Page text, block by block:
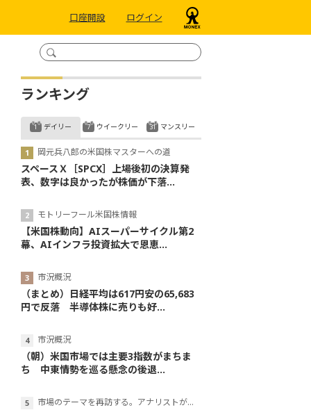
口座開設 ログイン
ランキング
デイリー
岡元兵八郎の米国株マスターへの道
スペースＸ［SPCX］上場後初の決算発
表、数字は良かったが株価が下落...
モトリーフール米国株情報
【米国株動向】AIスーパーサイクル第2
幕、AIインフラ投資拡大で恩恵...
市況概況
（まとめ）日経平均は617円安の65,683
円で反落 半導体株に売りも好...
市況概況
（朝）米国市場では主要3指数がまちま
ち 中東情勢を巡る懸念の後退...
市場のテーマを再訪する。アナリストが読み解くテーマの本質
ウイークリー マンスリー